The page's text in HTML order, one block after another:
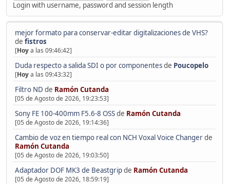
Login with username, password and session length
mejor formato para conservar-editar digitalizaciones de VHS?
de fistros
[Hoya las 09:46:42]
Duda respecto a salida SDI o por componentesde Poucopelo
[Hoya las 09:43:32]
Filtro ND de Ramón Cutanda
[05 de Agosto de 2026, 19:23:53]
Sony FE 100-400mm F5.6-8 OSSde Ramón Cutanda
[05 de Agosto de 2026, 19:14:36]
Cambio de voz en tiempo real con NCH Voxal Voice Changerde
Ramón Cutanda
[05 de Agosto de 2026, 19:03:50]
Adaptador DOF MK3 de Beastgripde Ramón Cutanda
[05 de Agosto de 2026, 18:59:19]